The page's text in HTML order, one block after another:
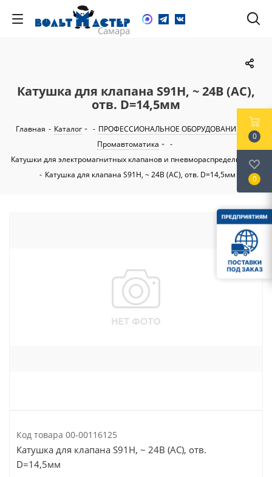
Катушка для клапана S91H, ~ 24В (AC),
отв. D=14,5мм
Главная - Каталог - ПРОФЕССИОНАЛЬНОЕ ОБОРУДОВАНИЕ
-
Промавтоматика
-
Катушки для электромагнитных клапанов и пневмораспределителей
- Катушка для клапана S91H, ~ 24В (AC), отв. D=14,5мм
Код товара 00-00116125
Катушка для клапана S91H, ~ 24В (AC), отв.
D=14,5мм
0
0